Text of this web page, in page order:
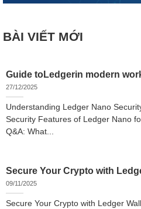
BÀI VIẾT MỚI
Guide toLedgerin modern
27/12/2025
Understanding Ledger Nano
Security Features of Ledger Nano
Q&A: What...
Secure Your Crypto with
09/11/2025
Secure Your Crypto with Ledger